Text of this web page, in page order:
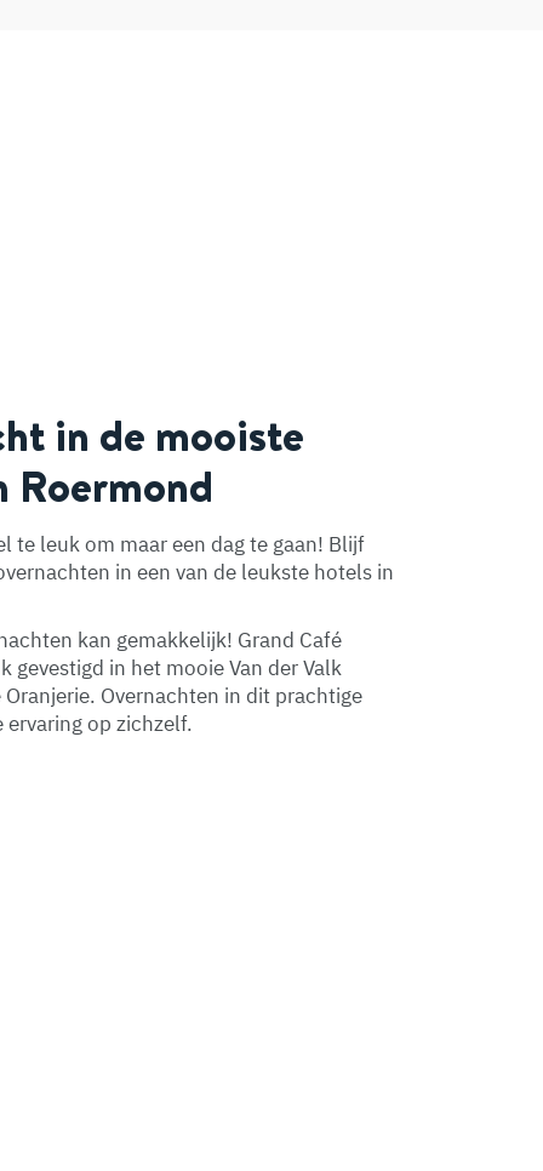
in de mooiste
te leuk om maar een dag te gaan! Blijf
in een van de leukste hotels in
kan gemakkelijk! Grand Café
gevestigd in het mooie Van der Valk
Overnachten in dit prachtige
op zichzelf.